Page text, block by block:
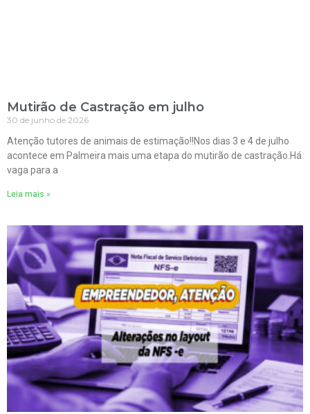
Mutirão de Castração em julho
30 de junho de 2026
Atenção tutores de animais de estimação!!Nos dias 3 e 4 de julho
acontece em Palmeira mais uma etapa do mutirão de castração.Há
vaga para a
Leia mais »